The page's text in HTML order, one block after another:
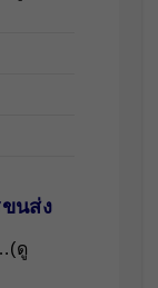
นส่ง
ดู